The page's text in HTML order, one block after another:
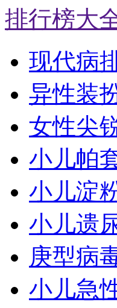
排行榜大
现代病
异性装
女性尖
小儿帕
小儿淀
小儿遗
庚型病
小儿急